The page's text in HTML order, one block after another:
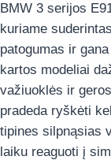
BMW 3 serijos
kuriame
patogumas ir
kartos modeliai
važiuoklės ir
pradeda ryškėti
tipines silpnąsias
laiku reaguoti į